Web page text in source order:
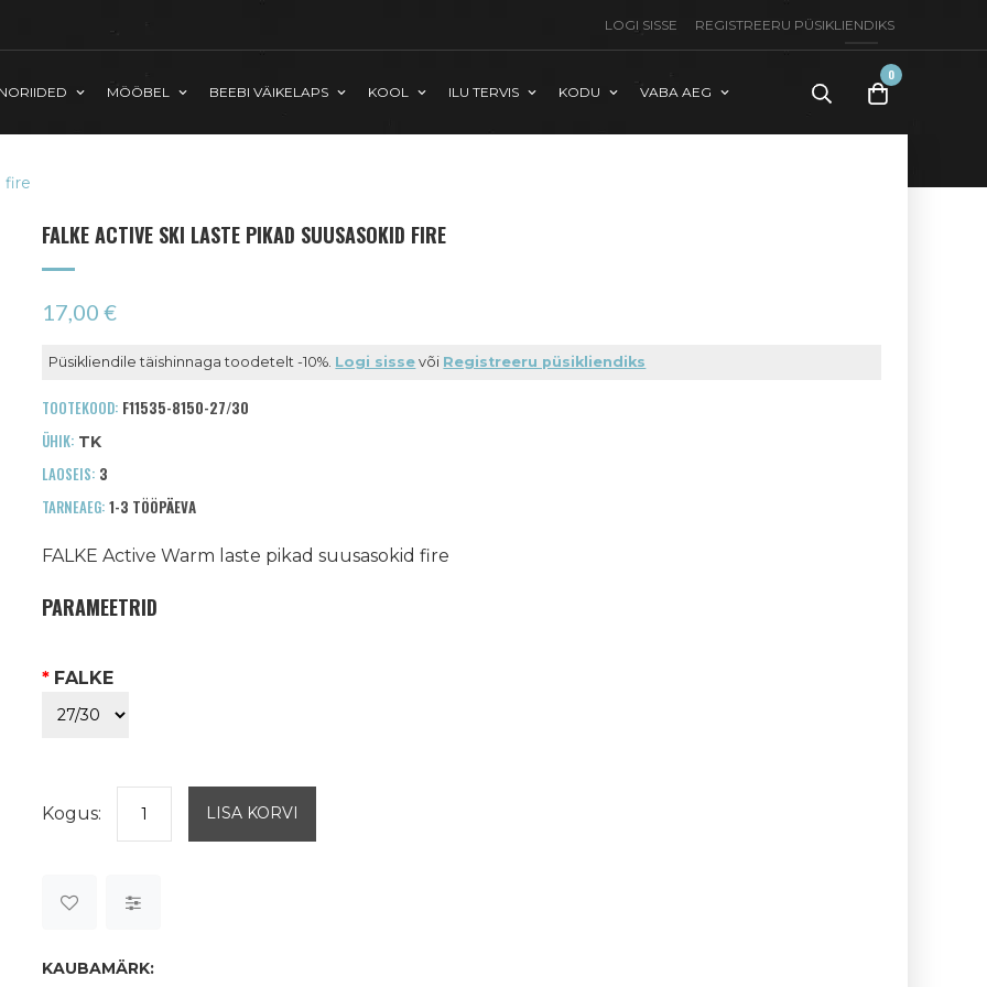
LOGI SISSE REGISTREERU PÜSIKLIENDIKS
0
toode(t)
MÖÖBEL BEEBI VÄIKELAPS KOOL ILU TERVIS KODU VABA AEG
fire
FALKE ACTIVE SKI LASTE PIKAD SUUSASOKID FIRE
17,00 €
Püsikliendile täishinnaga toodetelt -10%. Logi sisse või Registreeru püsikliendiks
TOOTEKOOD: F11535-8150-27/30
ÜHIK: TK
LAOSEIS: 3
TARNEAEG: 1-3 TÖÖPÄEVA
FALKE Active Warm laste pikad suusasokid fire
PARAMEETRID
* FALKE
Kogus:
KAUBAMÄRK: